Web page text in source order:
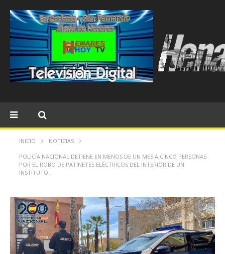
INICIO NOTICIAS
POLICÍA NACIONAL DETIENE EN MENOS DE UN MES A CINCO PERSONAS
POR EL ROBO DE PATINETES ELÉCTRICOS DEL INTERIOR DE UN
INSTITUTO.